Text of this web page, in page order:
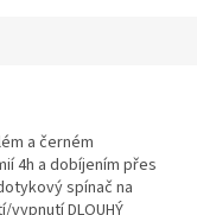
a černém
4h a dobíjením přes
spínač na